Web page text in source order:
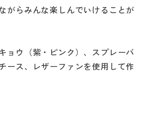
がらみんな楽しんでいけることが
ョウ（紫・ピンク）、スプレーバ
ース、レザーファンを使用して作